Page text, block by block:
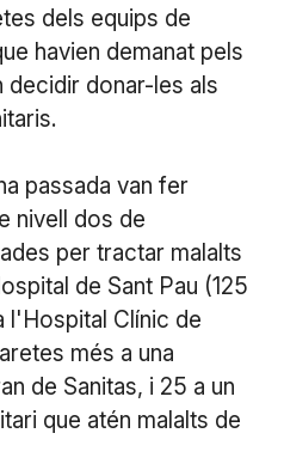
dels equips de
havien demanat pels
decidir donar-les als
passada van fer
nivell dos de
per tractar malalts
de Sant Pau (125
l'Hospital Clínic de
més a una
de Sanitas, i 25 a un
que atén malalts de